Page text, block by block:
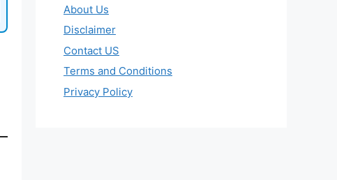
About Us
Disclaimer
Contact US
Terms and Conditions
Privacy Policy